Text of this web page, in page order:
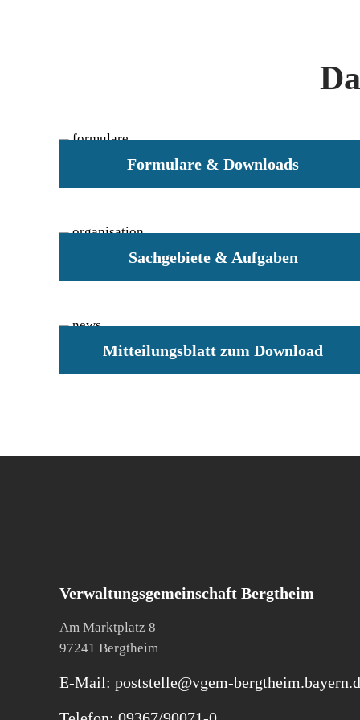
Formulare & Downloads
Sachgebiete & Aufgaben
Mitteilungsblatt zum Download
Verwaltungsgemeinschaft Bergtheim
Am Marktplatz 8
97241 Bergtheim
E-Mail: poststelle@vgem-